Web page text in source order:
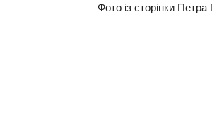
Фото із сторінки